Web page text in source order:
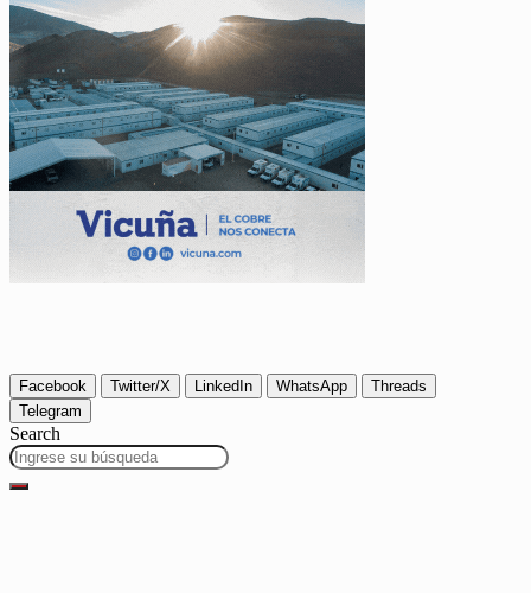
Facebook Twitter/X LinkedIn WhatsApp
Threads
Telegram
Search